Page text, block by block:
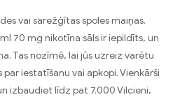
vai sarežģītas spoles maiņas.
70 mg nikotīna sāls ir iepildīts, un
Tas nozīmē, lai jūs uzreiz varētu
iestatīšanu vai apkopi. Vienkārši
izbaudiet līdz pat 7.000 Vilcieni,